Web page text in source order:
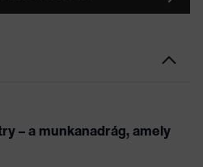
– a munkanadrág, amely